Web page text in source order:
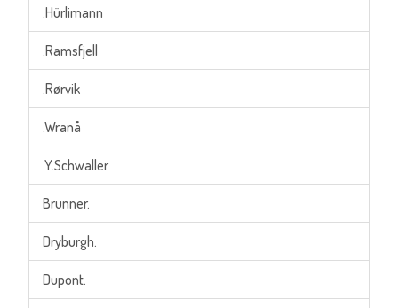
.Hürlimann
.Ramsfjell
.Rørvik
.Wranå
.Y.Schwaller
Brunner.
Dryburgh.
Dupont.